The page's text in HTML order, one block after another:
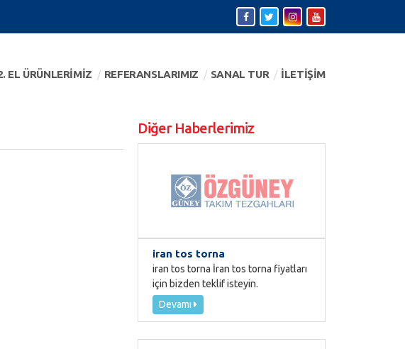
EL ÜRÜNLERİMİZ REFERANSLARIMIZ SANAL TUR İLETİŞİM
Diğer Haberlerimiz
iran tos torna
iran tos torna İran tos torna fiyatları
için bizden teklif isteyin.
Devamı